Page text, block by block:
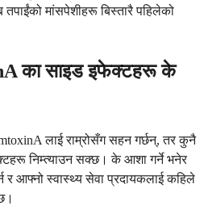
मांसपेशीहरू बिस्तारै पहिलेको
का साइड इफेक्टहरू के
लाई राम्रोसँग सहन गर्छन्, तर कुनै
निम्त्याउन सक्छ। के आशा गर्ने भनेर
र आफ्नो स्वास्थ्य सेवा प्रदायकलाई कहिले